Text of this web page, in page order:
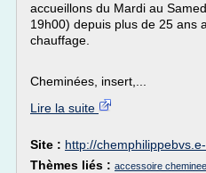
accueillons du Mardi au
19h00) depuis plus de 25 ans
chauffage.
Cheminées, insert,...
Lire la suite
Site : http://
Thèmes liés : accessoire